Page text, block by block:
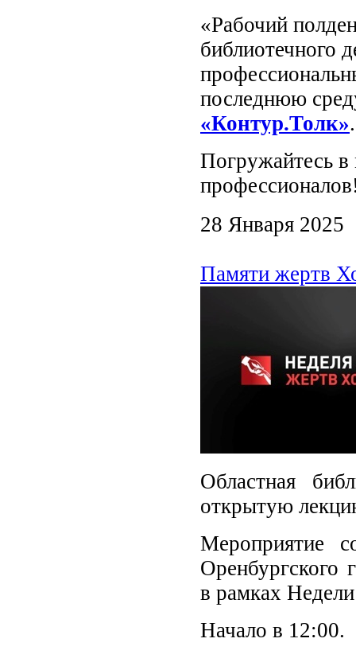
«Рабочий
библиотечного
последнюю
«Контур.Толк».
Погружайтесь в
28 Января 2025
Памяти жертв
Областная
открытую
Мероприятие
Оренбургского
в рамках
Начало в 12:00.